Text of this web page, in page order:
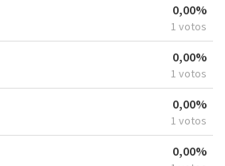
0,00%
1 votos
0,00%
1 votos
0,00%
1 votos
0,00%